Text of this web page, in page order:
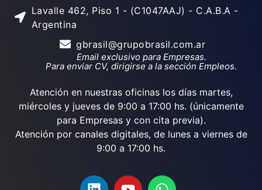
Lavalle 462, Piso 1 - (C1047AAJ) - C.A.B.A -
Argentina
gbrasil@grupobrasil.com.ar
Email exclusivo para Empresas.
Para enviar CV, dirigirse a la sección Empleos.
Atención en nuestras oficinas los días martes,
miércoles y jueves de 9:00 a 17:00 hs. (únicamente
para Empresas y con cita previa).
Atención por canales digitales, de lunes a viernes de
9:00 a 17:00 hs.